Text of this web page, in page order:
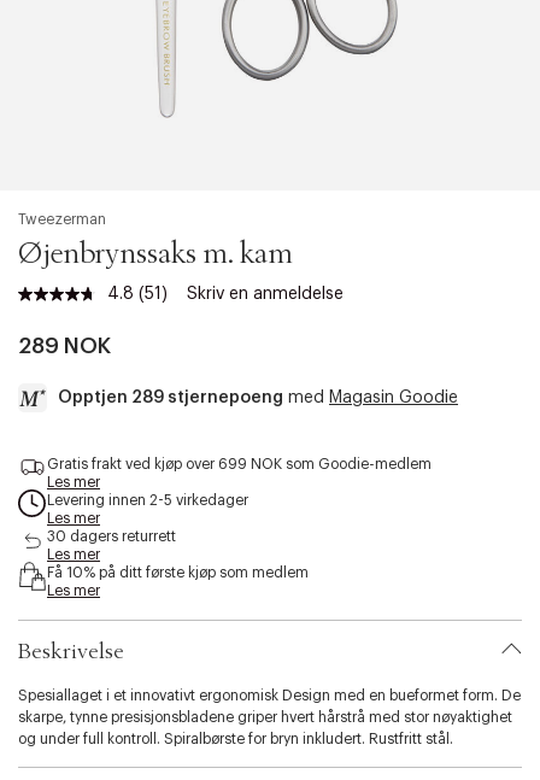
Tweezerman
Øjenbrynssaks m. kam
4.8 Les
(51) Skriv en anmeldelse
289 NOK
Opptjen 289 stjernepoeng med Magasin Goodie
c
c
e
s
s
i
i
l
t
y
.
Gratis frakt ved kjøp over 699 NOK som Goodie-medlem
Les mer
Levering innen 2-5 virkedager
Les mer
30 dagers returrett
Les mer
Få 10% på ditt første kjøp som medlem
Les mer
Beskrivelse
Spesiallaget i et innovativt ergonomisk Design med en bueformet form. De
skarpe, tynne presisjonsbladene griper hvert hårstrå med stor nøyaktighet
og under full kontroll. Spiralbørste for bryn inkludert. Rustfritt stål.